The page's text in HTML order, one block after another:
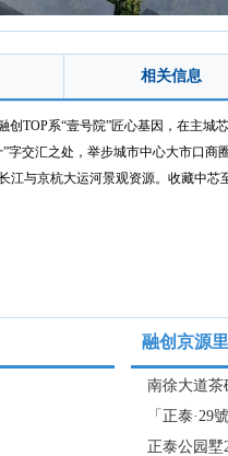
相关信息
TOP系“壹号院”匠心基因，在主城
字交汇之处，举步城市中心大市口商
与京杭大运河景观资源。收藏中芯
融创京源
南徐大道茶
「正泰·29
正泰公园墅